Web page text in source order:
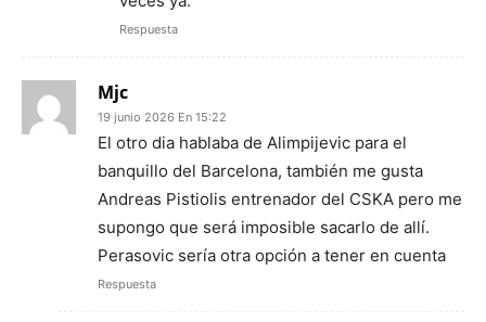
Respuesta
Mjc
19 junio 2026 En 15:22
El otro dia hablaba de Alimpijevic para el
banquillo del Barcelona, también me gusta
Andreas Pistiolis entrenador del CSKA pero me
supongo que será imposible sacarlo de allí.
Perasovic sería otra opción a tener en cuenta
Respuesta